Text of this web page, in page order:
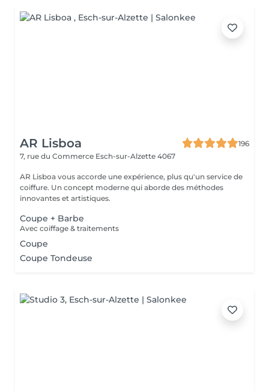
AR Lisboa
196
7, rue du Commerce Esch-sur-Alzette 4067
AR Lisboa vous accorde une expérience, plus qu'un service de
coiffure. Un concept moderne qui aborde des méthodes
innovantes et artistiques.
Coupe + Barbe
Avec coiffage & traitements
Coupe
Coupe Tondeuse